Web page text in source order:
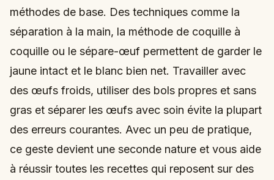
méthodes de base. Des techniques comme la
séparation à la main, la méthode de coquille à
coquille ou le sépare-œuf permettent de garder le
jaune intact et le blanc bien net. Travailler avec
des œufs froids, utiliser des bols propres et sans
gras et séparer les œufs avec soin évite la plupart
des erreurs courantes. Avec un peu de pratique,
ce geste devient une seconde nature et vous aide
à réussir toutes les recettes qui reposent sur des